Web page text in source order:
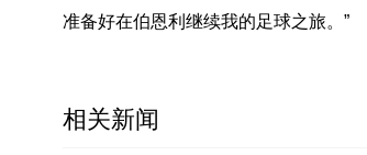
准备好在伯恩利继续我的足球之旅。”
相关新闻